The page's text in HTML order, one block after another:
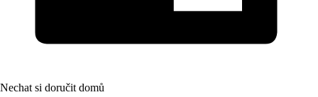
Nechat si doručit domů